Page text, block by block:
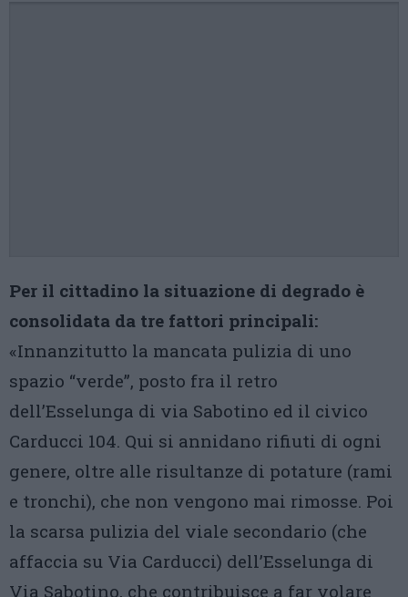
Per il cittadino la situazione di degrado è
consolidata da tre fattori principali:
«Innanzitutto la mancata pulizia di uno
spazio “verde”, posto fra il retro
dell’Esselunga di via Sabotino ed il civico
Carducci 104. Qui si annidano rifiuti di ogni
genere, oltre alle risultanze di potature (rami
e tronchi), che non vengono mai rimosse. Poi
la scarsa pulizia del viale secondario (che
affaccia su Via Carducci) dell’Esselunga di
Via Sabotino, che contribuisce a far volare